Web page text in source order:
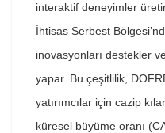
interaktif deneyimler
İhtisas Serbest
inovasyonları destekler
yapar. Bu çeşitlilik,
yatırımcılar için cazip
küresel büyüme oranı